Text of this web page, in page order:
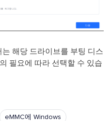
는 해당 드라이브를 부팅 디스
필요에 따라 선택할 수 있습
eMMC에 Windows